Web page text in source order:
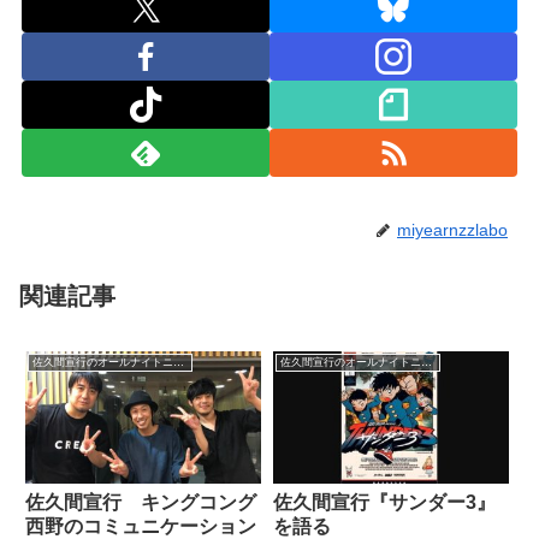
miyearnzzlabo
関連記事
佐久間宣行のオールナイトニッポン0
佐久間宣行 キングコング
西野のコミュニケーション
佐久間宣行のオールナイトニッポン0
佐久間宣行『サンダー3』
を語る